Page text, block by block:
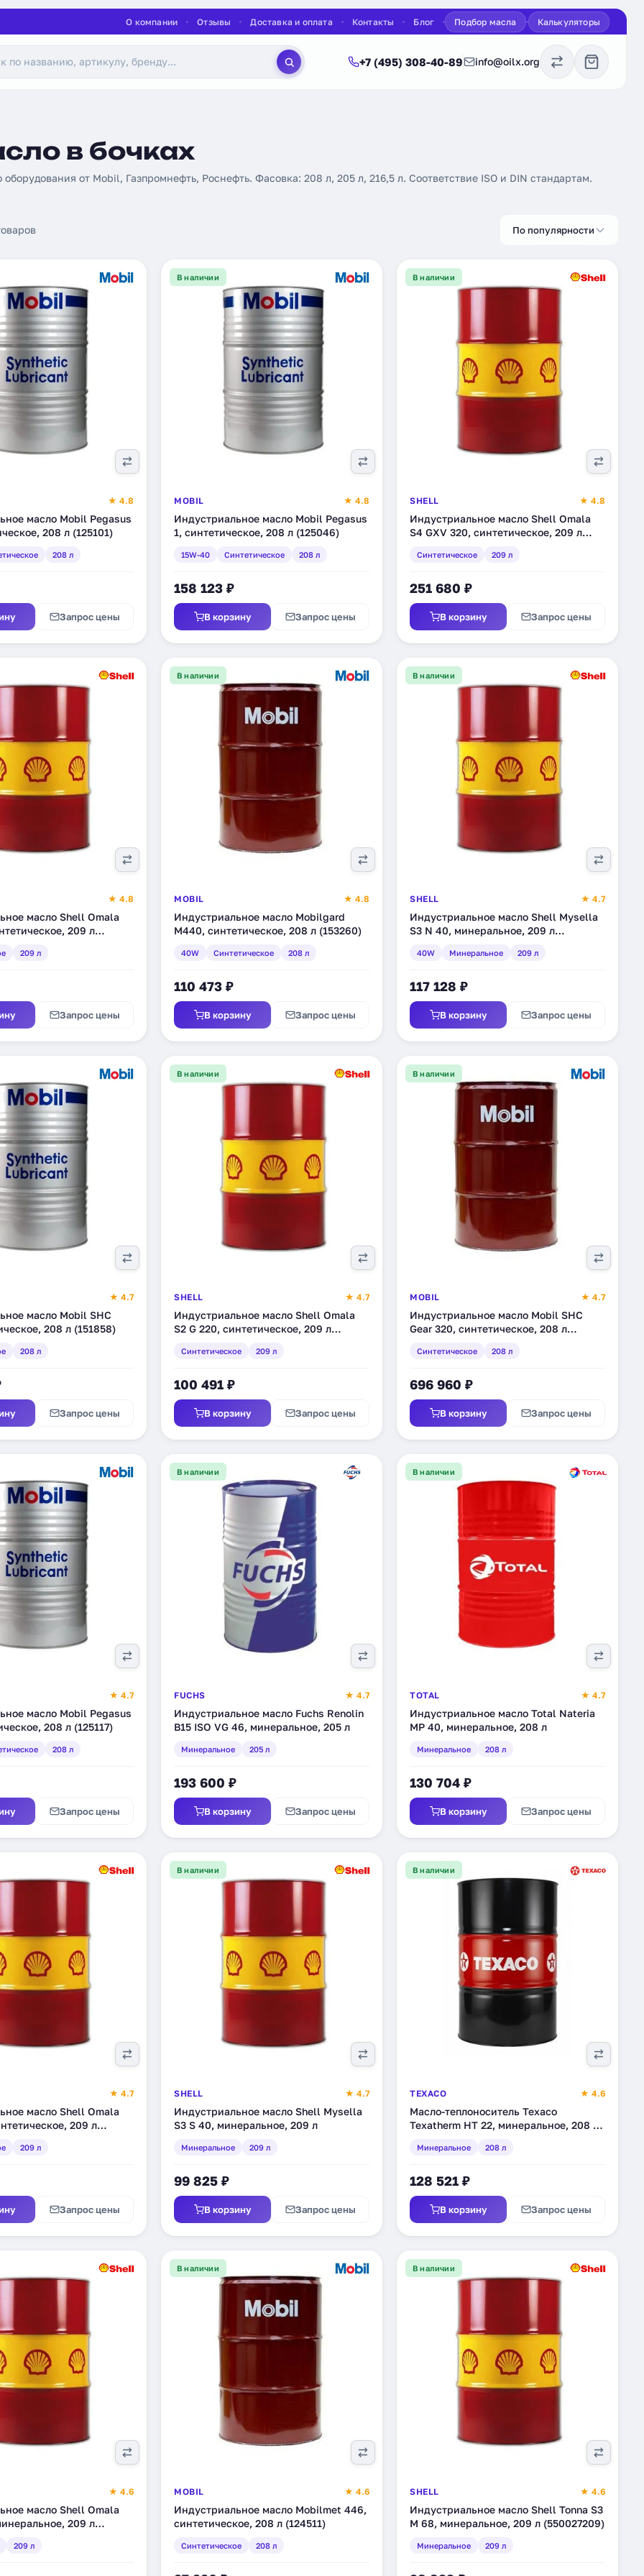
О компании Отзывы Доставка и оплата Контакты Блог Подбор масла Калькуляторы
+7 (495) 308-40-89 info@oilx.org
в бочках
от Mobil, Газпромнефть, Роснефть. Фасовка: 208 л, 205 л, 216,5 л. Соответствие ISO и DIN стандартам.
По популярности
★ 4.8
масло Mobil Pegasus
208 л (125101)
208 л
Запрос цены
В наличии
MOBIL ★ 4.8
Индустриальное масло Mobil Pegasus
1, синтетическое, 208 л (125046)
15W-40 Синтетическое 208 л
158 123 ₽
В корзину Запрос цены
В наличии
SHELL ★ 4.8
Индустриальное масло Shell Omala
S4 GXV 320, синтетическое, 209 л
Синтетическое 209 л
251 680 ₽
В корзину Запрос цены
★ 4.8
масло Shell Omala
209 л
209 л
Запрос цены
В наличии
MOBIL ★ 4.8
Индустриальное масло Mobilgard
M440, синтетическое, 208 л (153260)
40W Синтетическое 208 л
110 473 ₽
В корзину Запрос цены
В наличии
SHELL ★ 4.7
Индустриальное масло Shell Mysella
S3 N 40, минеральное, 209 л
40W Минеральное 209 л
117 128 ₽
В корзину Запрос цены
★ 4.7
масло Mobil SHC
208 л (151858)
208 л
Запрос цены
В наличии
SHELL ★ 4.7
Индустриальное масло Shell Omala
S2 G 220, синтетическое, 209 л
Синтетическое 209 л
100 491 ₽
В корзину Запрос цены
В наличии
MOBIL ★ 4.7
Индустриальное масло Mobil SHC
Gear 320, синтетическое, 208 л
Синтетическое 208 л
696 960 ₽
В корзину Запрос цены
★ 4.7
масло Mobil Pegasus
208 л (125117)
208 л
Запрос цены
В наличии
FUCHS ★ 4.7
Индустриальное масло Fuchs Renolin
B15 ISO VG 46, минеральное, 205 л
Минеральное 205 л
193 600 ₽
В корзину Запрос цены
В наличии
TOTAL ★ 4.7
Индустриальное масло Total Nateria
MP 40, минеральное, 208 л
Минеральное 208 л
130 704 ₽
В корзину Запрос цены
★ 4.7
масло Shell Omala
209 л
209 л
Запрос цены
В наличии
SHELL ★ 4.7
Индустриальное масло Shell Mysella
S3 S 40, минеральное, 209 л
Минеральное 209 л
99 825 ₽
В корзину Запрос цены
В наличии
TEXACO ★ 4.6
Масло-теплоноситель Texaco
Texatherm HT 22, минеральное, 208 л
Минеральное 208 л
128 521 ₽
В корзину Запрос цены
★ 4.6
масло Shell Omala
209 л
209 л
В наличии
MOBIL ★ 4.6
Индустриальное масло Mobilmet 446,
синтетическое, 208 л (124511)
Синтетическое 208 л
В наличии
SHELL ★ 4.6
Индустриальное масло Shell Tonna S3
M 68, минеральное, 209 л (550027209)
Минеральное 209 л